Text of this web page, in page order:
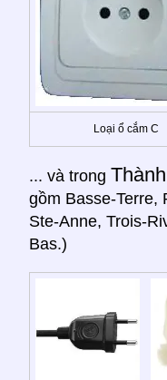
Loại ổ cắm C
... và trong
gồm Basse-Terre,
Ste-Anne, Trois-
Bas.)